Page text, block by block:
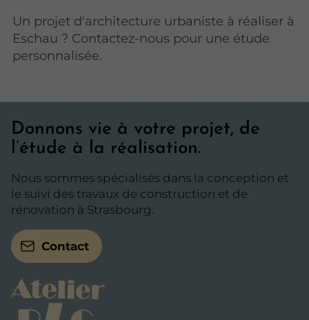
Un projet d'architecture urbaniste à réaliser à
Eschau ? Contactez-nous pour une étude
personnalisée.
Donnons vie à votre projet, de
l’étude à la réalisation.
Nous sommes spécialisés dans la conception et
le suivi des travaux de construction et de
rénovation à Strasbourg.
Contact